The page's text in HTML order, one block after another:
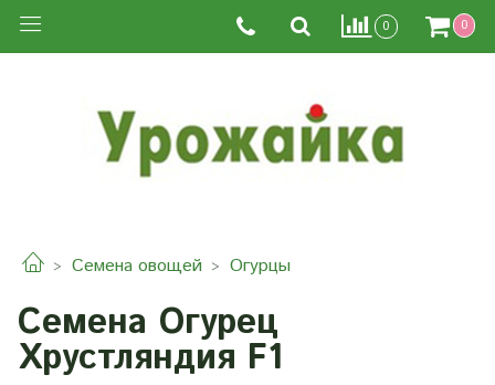
0 0
Семена овощей Огурцы
Семена Огурец
Хрустляндия F1